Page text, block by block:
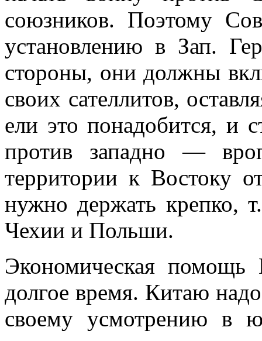
союзников. Поэтому
установлению в Зап.
стороны, они должны
своих сателлитов,
ели это понадобится, и
против западно —
территории к Востоку
нужно держать крепко,
Чехии и Польши.
Экономическая
долгое время. Китаю
своему усмотрению в